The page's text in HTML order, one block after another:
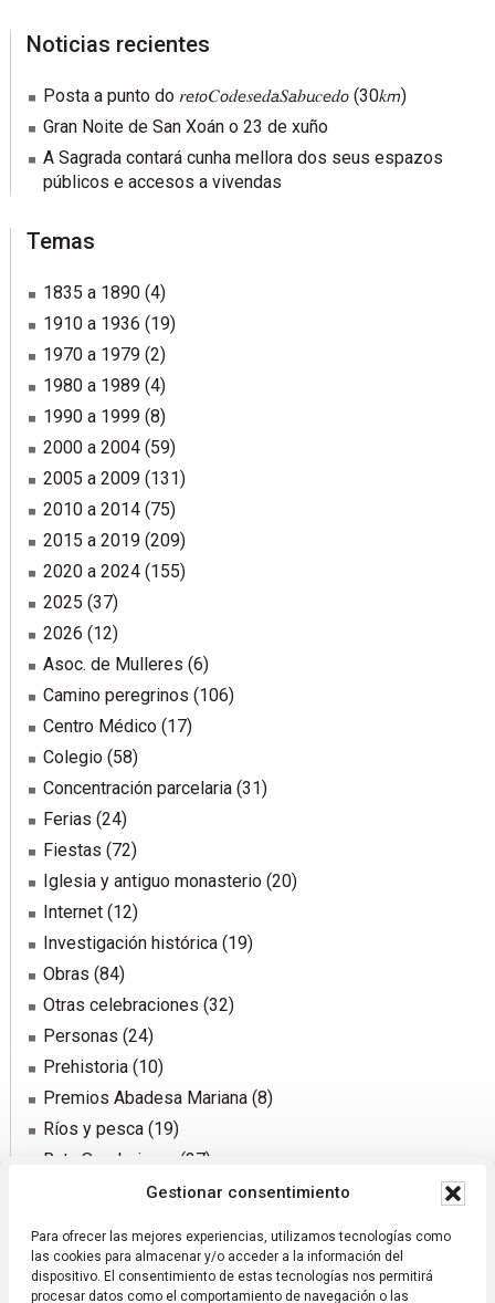
Gestionar consentimiento
Para ofrecer las mejores experiencias, utilizamos tecnologías como
las cookies para almacenar y/o acceder a la información del
dispositivo. El consentimiento de estas tecnologías nos permitirá
procesar datos como el comportamiento de navegación o las
sidebar
Blog
Noticias recientes
Posta a punto do 𝑟𝘦𝑡𝘰𝐶𝘰𝑑𝘦𝑠𝘦𝑑𝘢𝑆𝘢𝑏𝘶𝑐𝘦𝑑𝘰 (30𝑘𝘮)
Gran Noite de San Xoán o 23 de xuño
A Sagrada contará cunha mellora dos seus espazos
públicos e accesos a vivendas
Temas
1835 a 1890(4)
1910 a 1936 (19)
1970 a 1979(2)
1980 a 1989(4)
1990 a 1999(8)
2000 a 2004(59)
2005 a 2009(131)
2010 a 2014(75)
2015 a 2019(209)
2020 a 2024(155)
2025 (37)
2026 (12)
Asoc. de Mulleres (6)
Camino peregrinos (106)
Centro Médico(17)
Colegio(58)
Concentración parcelaria(31)
Ferias (24)
Fiestas (72)
Iglesia y antiguo monasterio(20)
Internet(12)
Investigación histórica(19)
Obras (84)
Otras celebraciones (32)
Personas (24)
Prehistoria(10)
Premios Abadesa Mariana(8)
Ríos y pesca(19)
Ruta Senderismo
(37)
Sector agrario(31)
Traída de agua(50)